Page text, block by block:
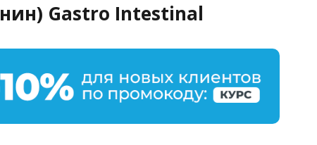
Gastro Intestinal